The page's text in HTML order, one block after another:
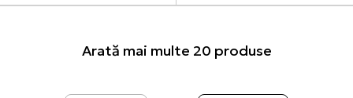
Arată mai multe 20 produse